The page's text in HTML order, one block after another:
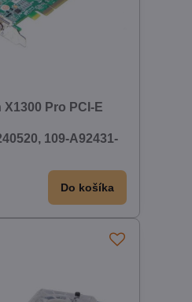
X1300 Pro PCI-E
109-A92431-
Do košíka